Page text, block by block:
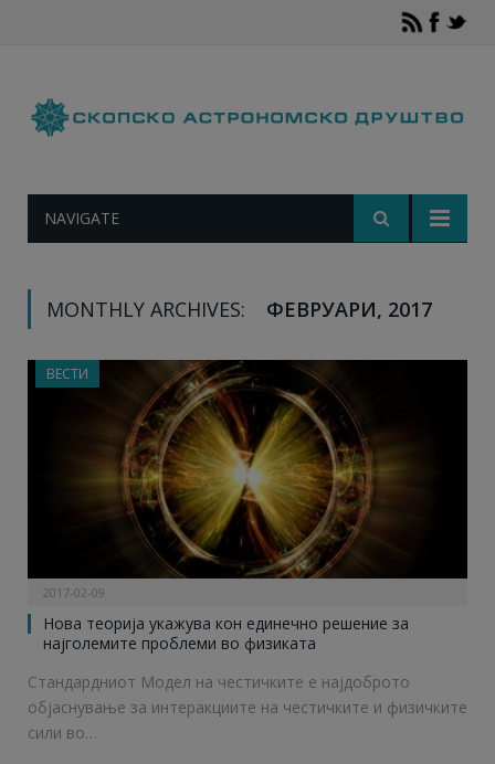
NAVIGATE
MONTHLY ARCHIVES: ФЕВРУАРИ, 2017
ВЕСТИ
2017-02-09
Нова теорија укажува кон единечно решение за
најголемите проблеми во физиката
Стандардниот Модел на честичките е најдоброто
објаснување за интеракциите на честичките и физичките
сили во…